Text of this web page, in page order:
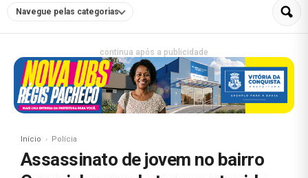
Navegue pelas categorias
continua após a publicidade
Início Polícia
Assassinato de jovem no bairro